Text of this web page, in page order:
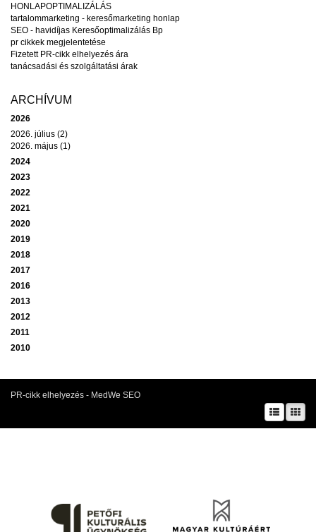
HONLAPOPTIMALIZÁLÁS
tartalommarketing - keresőmarketing honlap
SEO - havidíjas Keresőoptimalizálás Bp
pr cikkek megjelentetése
Fizetett PR-cikk elhelyezés ára
tanácsadási és szolgáltatási árak
ARCHÍVUM
2026
2026. július (2)
2026. május (1)
2024
2023
2022
2021
2020
2019
2018
2017
2016
2013
2012
2011
2010
PR-cikk elhelyezés - MedWe SEO